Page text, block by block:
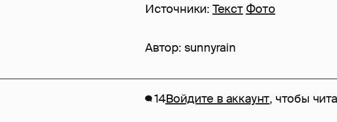
Источники: ТекстФото
Автор: sunnyrain
14Войдите в аккаунт, чтобы